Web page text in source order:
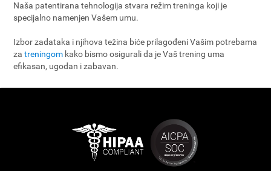
Naša patentirana tehnologija stvara režim treninga koji je
specijalno namenjen Vašem umu.
Izbor zadataka i njihova težina biće prilagođeni Vašim potrebama
zatreningom kako bismo osigurali da je Vaš trening uma
efikasan, ugodan i zabavan.